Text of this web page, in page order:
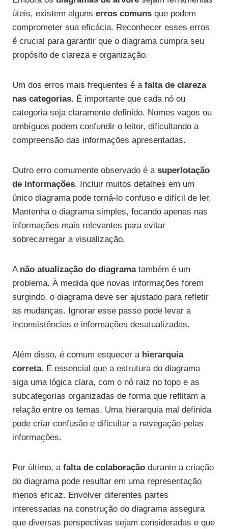
úteis, existem alguns erros comuns que podem
comprometer sua eficácia. Reconhecer esses erros
é crucial para garantir que o diagrama cumpra seu
propósito de clareza e organização.
Um dos erros mais frequentes é a falta de clareza
nas categorias. É importante que cada nó ou
categoria seja claramente definido. Nomes vagos ou
ambíguos podem confundir o leitor, dificultando a
compreensão das informações apresentadas.
Outro erro comumente observado é a superlotação
de informações. Incluir muitos detalhes em um
único diagrama pode torná-lo confuso e difícil de ler.
Mantenha o diagrama simples, focando apenas nas
informações mais relevantes para evitar
sobrecarregar a visualização.
A não atualização do diagramatambém é um
problema. À medida que novas informações forem
surgindo, o diagrama deve ser ajustado para refletir
as mudanças. Ignorar esse passo pode levar a
inconsistências e informações desatualizadas.
Além disso, é comum esquecer a hierarquia
correta. É essencial que a estrutura do diagrama
siga uma lógica clara, com o nó raiz no topo e as
subcategorias organizadas de forma que reflitam a
relação entre os temas. Uma hierarquia mal definida
pode criar confusão e dificultar a navegação pelas
informações.
Por último, a falta de colaboração durante a criação
do diagrama pode resultar em uma representação
menos eficaz. Envolver diferentes partes
interessadas na construção do diagrama assegura
que diversas perspectivas sejam consideradas e que